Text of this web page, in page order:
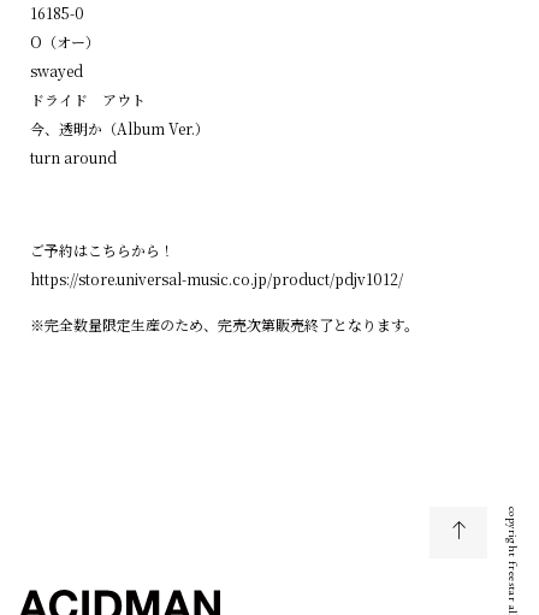
16185-0
O（オー）
swayed
ドライド アウト
今、透明か（Album Ver.）
turn around
ご予約はこちらから！
https://store.universal-music.co.jp/product/pdjv1012/
※完全数量限定生産のため、完売次第販売終了となります。